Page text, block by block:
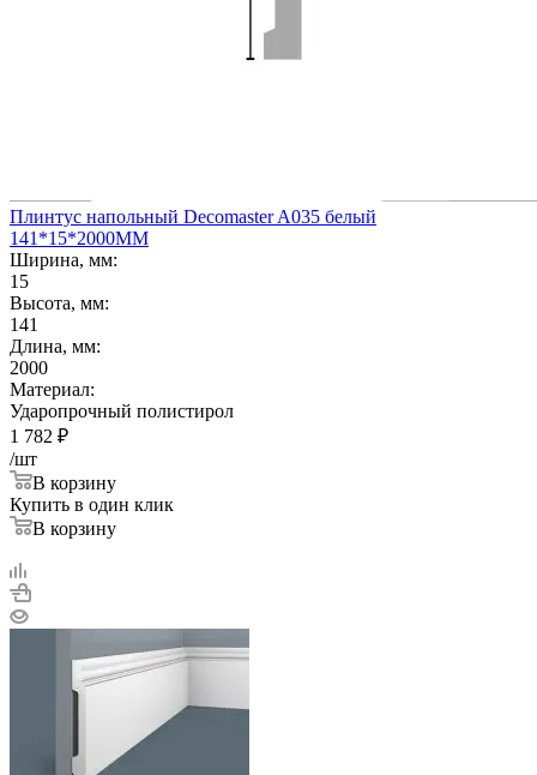
Плинтус напольный Decomaster A035 белый
141*15*2000ММ
Ширина, мм:
15
Высота, мм:
141
Длина, мм:
2000
Материал:
Ударопрочный полистирол
1 782 ₽
/шт
В корзину
Купить в один клик
В корзину